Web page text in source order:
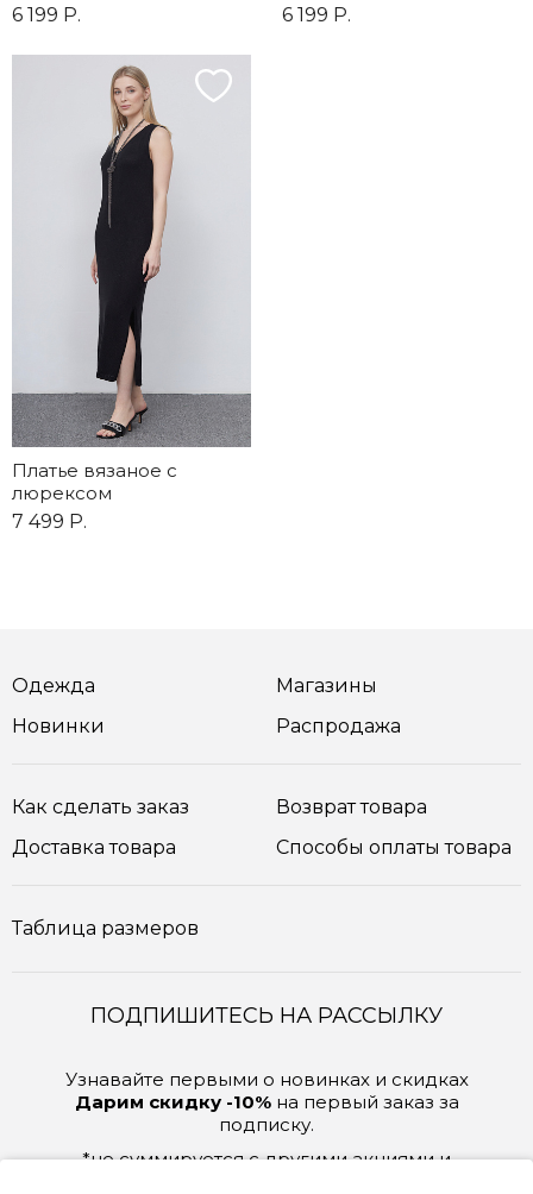
6 199 Р.
6 199 Р.
Платье вязаное с
люрексом
7 499 Р.
Одежда
Новинки
Магазины
Распродажа
Как сделать заказ
Доставка товара
Возврат товара
Способы оплаты товара
Таблица размеров
ПОДПИШИТЕСЬ НА РАССЫЛКУ
Узнавайте первыми о новинках и скидках
Дарим скидку -10%на первый заказ за
подписку.
*не суммируется с другими акциями и